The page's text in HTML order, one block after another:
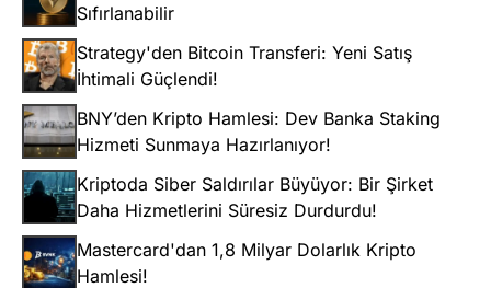
Sıfırlanabilir
Strategy'den Bitcoin Transferi: Yeni Satış
İhtimali Güçlendi!
BNY’den Kripto Hamlesi: Dev Banka Staking
Hizmeti Sunmaya Hazırlanıyor!
Kriptoda Siber Saldırılar Büyüyor: Bir Şirket
Daha Hizmetlerini Süresiz Durdurdu!
Mastercard'dan 1,8 Milyar Dolarlık Kripto
Hamlesi!